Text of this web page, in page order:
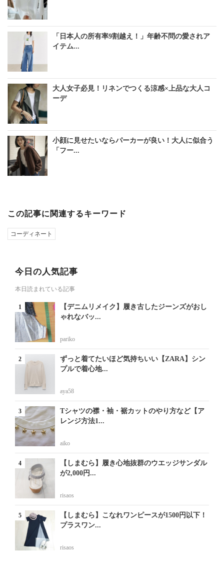
「日本人の所有率9割越え！」年齢不問の愛されア
イテム...
大人女子必見！リネンでつくる涼感×上品な大人コ
ーデ
小顔に見せたいならパーカーが良い！大人に似合う
「フー...
この記事に関連するキーワード
コーディネート
今日の人気記事
本日読まれている記事
【デニムリメイク】履き古したジーンズがおし
ゃれなバッ...
pariko
ずっと着てたいほど気持ちいい【ZARA】シン
プルで着心地...
aya58
Tシャツの襟・袖・裾カットのやり方など【ア
レンジ方法1...
aiko
【しまむら】履き心地抜群のウエッジサンダル
が2,000円...
risaos
【しまむら】こなれワンピースが1500円以下！
プラスワン...
risaos